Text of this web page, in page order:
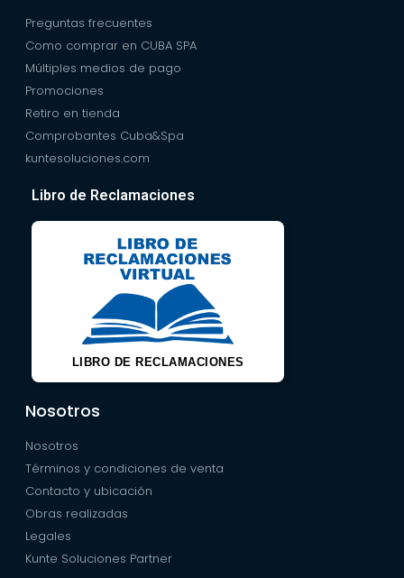
Preguntas frecuentes
Como comprar en CUBA SPA
Múltiples medios de pago
Promociones
Retiro en tienda
Comprobantes Cuba&Spa
kuntesoluciones.com
Libro de Reclamaciones
LIBRO DE RECLAMACIONES
Nosotros
Nosotros
Términos y condiciones de venta
Contacto y ubicación
Obras realizadas
Legales
Kunte Soluciones Partner